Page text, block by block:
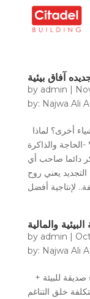
by admin |
by: Najwa Ali
والذاكرة
دائما صاحب أي
يعني روح
البيئية والمالية
by admin |
by: Najwa Ali
خلق التناغم